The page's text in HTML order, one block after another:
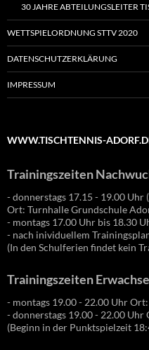
30 JAHRE ABTEILUNGSLEITER
WETTSPIELORDNUNG STTV 2020
DATENSCHUTZERKLÄRUNG
IMPRESSUM
WWW.TISCHTENNIS-
Trainingszeiten
- donnerstags 17.15 - 19.00
Ort: Turnhalle Grundschule
- montags 17.00 Uhr bis 18.30
- nach inividuellem
(In den Schulferien findet kein
Trainingszeiten
- montags 19.00 - 22.00 Uhr
- donnerstags 19.00 - 22.00
(Beginn in der Punktspielzeit